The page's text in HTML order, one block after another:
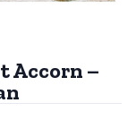
Accorn –